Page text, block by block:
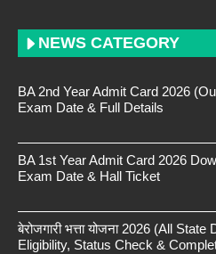
NEWS CATEGORY
BA 2nd Year Admit Card 2026
Exam Date & Full Details
BA 1st Year Admit Card 2026
Exam Date & Hall Ticket
बेरोजगारी भत्ता योजना 2026 (All
Eligibility, Status Check &